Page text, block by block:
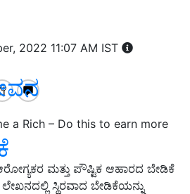
2022 11:07 AM IST
a Rich – Do this to earn more
ಮತ್ತು ಪೌಷ್ಟಿಕ ಆಹಾರದ ಬೇಡಿಕೆ
ಸ್ಥಿರವಾದ ಬೇಡಿಕೆಯನ್ನು